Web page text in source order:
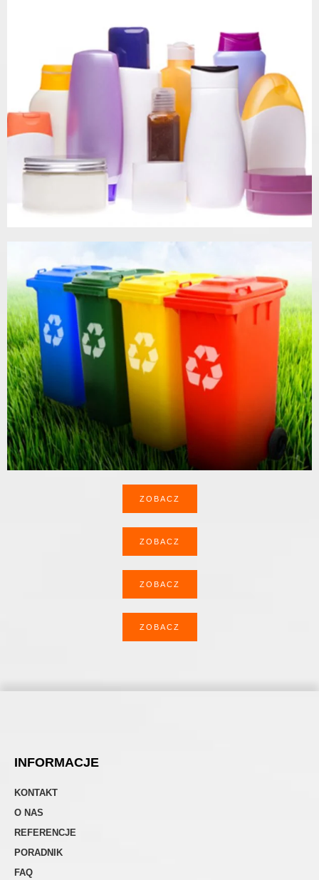
ZOBACZ
ZOBACZ
ZOBACZ
ZOBACZ
INFORMACJE
KONTAKT
O NAS
REFERENCJE
PORADNIK
FAQ